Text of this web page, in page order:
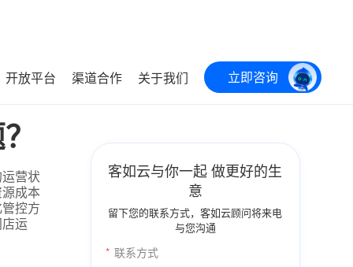
开放平台 渠道合作 关于我们 立即咨询
营状
成本
控方
运
客如云与你一起 做更好的生
意
留下您的联系方式，客如云顾问将来电
与您沟通
* 联系方式